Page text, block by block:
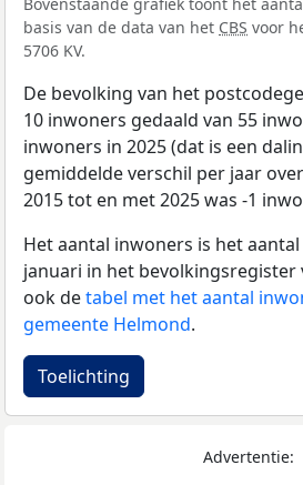
basis van de data van het CBS voor
5706 KV.
De bevolking van het
10 inwoners gedaald van 55
inwoners in 2025 (dat is een
gemiddelde verschil per jaar
2015 tot en met 2025 was -1
Het aantal inwoners is het
januari in het bevolkingsregister
ook detabel met het aantal
gemeente Helmond.
Toelichting
Advertentie: